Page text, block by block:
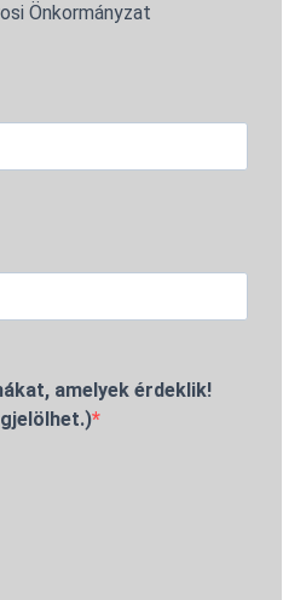
Önkormányzat
amelyek érdeklik!